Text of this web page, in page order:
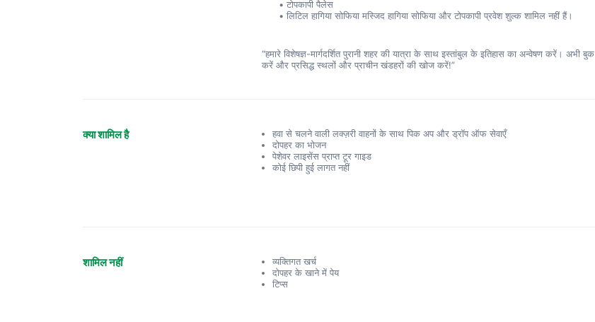
टोपकापी पैलेस
लिटिल हागिया सोफिया मस्जिद हागिया सोफिया और टोपकापी प्रवेश शुल्क शामिल नहीं हैं।
“हमारे विशेषज्ञ-मार्गदर्शित पुरानी शहर की यात्रा के साथ इस्तांबुल के इतिहास का अन्वेषण करें। अभी बुक
करें और प्रसिद्ध स्थलों और प्राचीन खंडहरों की खोज करें!”
क्या शामिल है
हवा से चलने वाली लक्ज़री वाहनों के साथ पिक अप और ड्रॉप ऑफ सेवाएँ
दोपहर का भोजन
पेशेवर लाइसेंस प्राप्त टूर गाइड
कोई छिपी हुई लागत नहीं
शामिल नहीं
व्यक्तिगत खर्च
दोपहर के खाने में पेय
टिप्स